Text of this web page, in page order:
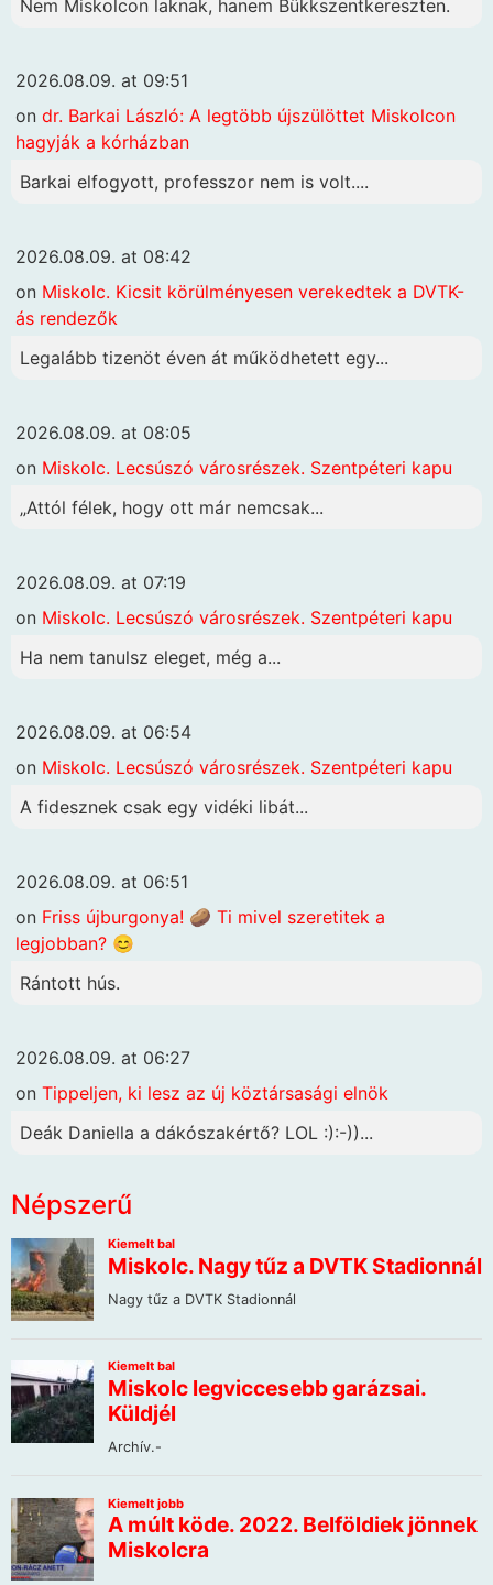
Nem Miskolcon laknak, hanem Bükkszentkereszten.
2026.08.09. at 09:51
on dr. Barkai László: A legtöbb újszülöttet Miskolcon
hagyják a kórházban
Barkai elfogyott, professzor nem is volt....
2026.08.09. at 08:42
on Miskolc. Kicsit körülményesen verekedtek a DVTK-
ás rendezők
Legalább tizenöt éven át működhetett egy...
2026.08.09. at 08:05
on Miskolc. Lecsúszó városrészek. Szentpéteri kapu
„Attól félek, hogy ott már nemcsak...
2026.08.09. at 07:19
on Miskolc. Lecsúszó városrészek. Szentpéteri kapu
Ha nem tanulsz eleget, még a...
2026.08.09. at 06:54
on Miskolc. Lecsúszó városrészek. Szentpéteri kapu
A fidesznek csak egy vidéki libát...
2026.08.09. at 06:51
on Friss újburgonya! 🥔 Ti mivel szeretitek a
legjobban? 😊
Rántott hús.
2026.08.09. at 06:27
on Tippeljen, ki lesz az új köztársasági elnök
Deák Daniella a dákószakértő? LOL :):-))...
Népszerű